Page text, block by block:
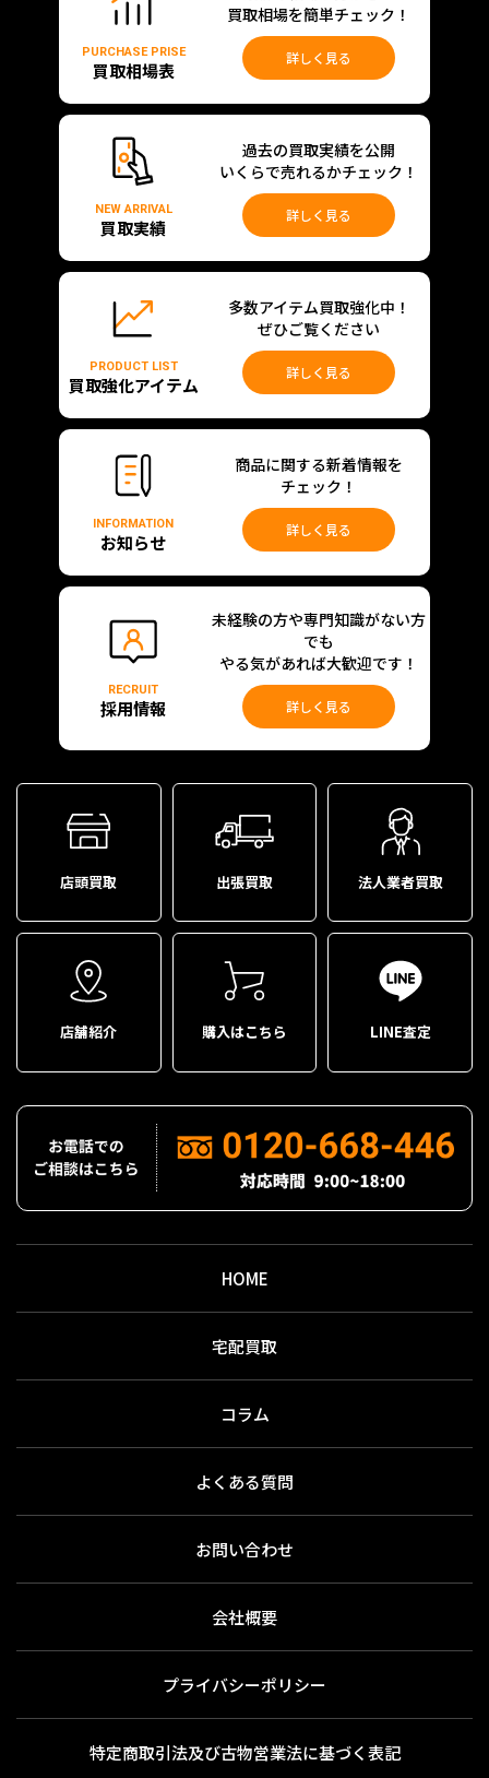
PURCHASE PRISE
買取相場表
買取相場を簡単チェック！
詳しく見る
NEW ARRIVAL
買取実績
過去の買取実績を公開
いくらで売れるかチェック！
詳しく見る
PRODUCT LIST
買取強化アイテム
多数アイテム買取強化中！
ぜひご覧ください
詳しく見る
INFORMATION
お知らせ
商品に関する新着情報を
チェック！
詳しく見る
RECRUIT
採用情報
未経験の方や専門知識がない方
でも
やる気があれば大歓迎です！
詳しく見る
店頭買取 出張買取 法人業者買取
店舗紹介 購入はこちら LINE査定
HOME
宅配買取
コラム
よくある質問
お問い合わせ
会社概要
プライバシーポリシー
特定商取引法及び古物営業法に基づく表記